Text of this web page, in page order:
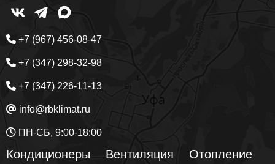
+7 (967) 456-08-47
+7 (347) 298-32-98
+7 (347) 226-11-13
info@rbklimat.ru
ПН-СБ, 9:00-18:00
Кондиционеры Вентиляция
Отопление